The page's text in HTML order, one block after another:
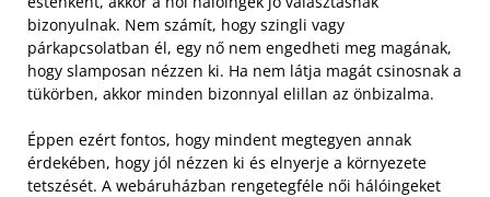
bizonyulnak. Nem számít, hogy szingli vagy
párkapcsolatban él, egy nő nem engedheti meg magának,
hogy slamposan nézzen ki. Ha nem látja magát csinosnak a
tükörben, akkor minden bizonnyal elillan az önbizalma.
Éppen ezért fontos, hogy mindent megtegyen annak
érdekében, hogy jól nézzen ki és elnyerje a környezete
tetszését. A webáruházban rengetegféle női hálóingeket